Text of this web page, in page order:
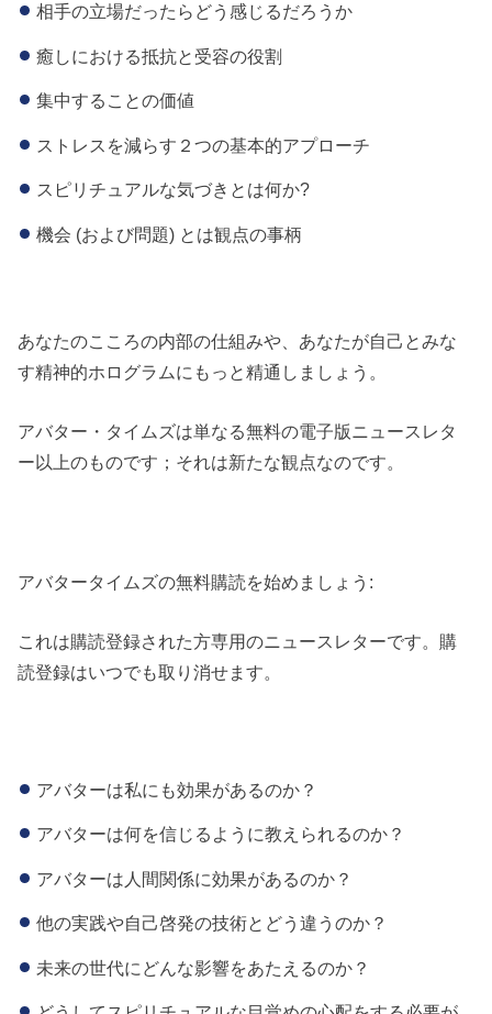
相手の立場だったらどう感じるだろうか
癒しにおける抵抗と受容の役割
集中することの価値
ストレスを減らす２つの基本的アプローチ
スピリチュアルな気づきとは何か?
機会 (および問題) とは観点の事柄
あなたのこころの内部の仕組みや、あなたが自己とみな
す精神的ホログラムにもっと精通しましょう。
アバター・タイムズは単なる無料の電子版ニュースレタ
ー以上のものです；それは新たな観点なのです。
アバタータイムズの無料購読を始めましょう:
これは購読登録された方専用のニュースレターです。購
読登録はいつでも取り消せます。
アバターは私にも効果があるのか？
アバターは何を信じるように教えられるのか？
アバターは人間関係に効果があるのか？
他の実践や自己啓発の技術とどう違うのか？
未来の世代にどんな影響をあたえるのか？